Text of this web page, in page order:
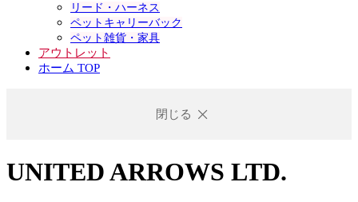
リード・ハーネス
ペットキャリーバック
ペット雑貨・家具
アウトレット
ホーム TOP
閉じる
UNITED ARROWS LTD.